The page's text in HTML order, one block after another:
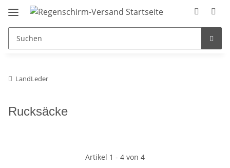
LandLeder
Rucksäcke
Artikel 1 - 4 von 4